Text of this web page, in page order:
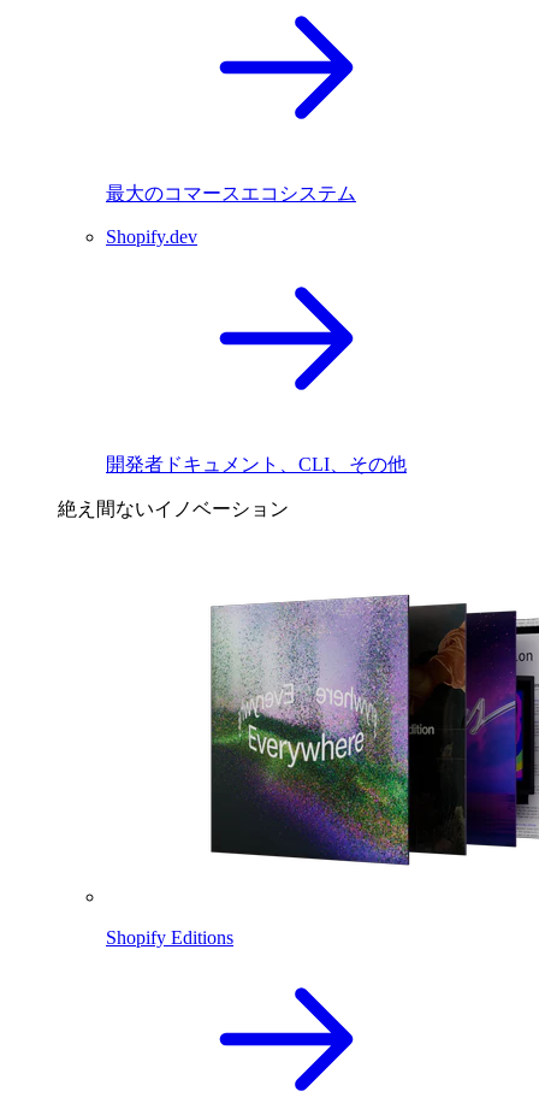
最大のコマースエコシステム
Shopify.dev
開発者ドキュメント、CLI、その他
絶え間ないイノベーション
Shopify Editions